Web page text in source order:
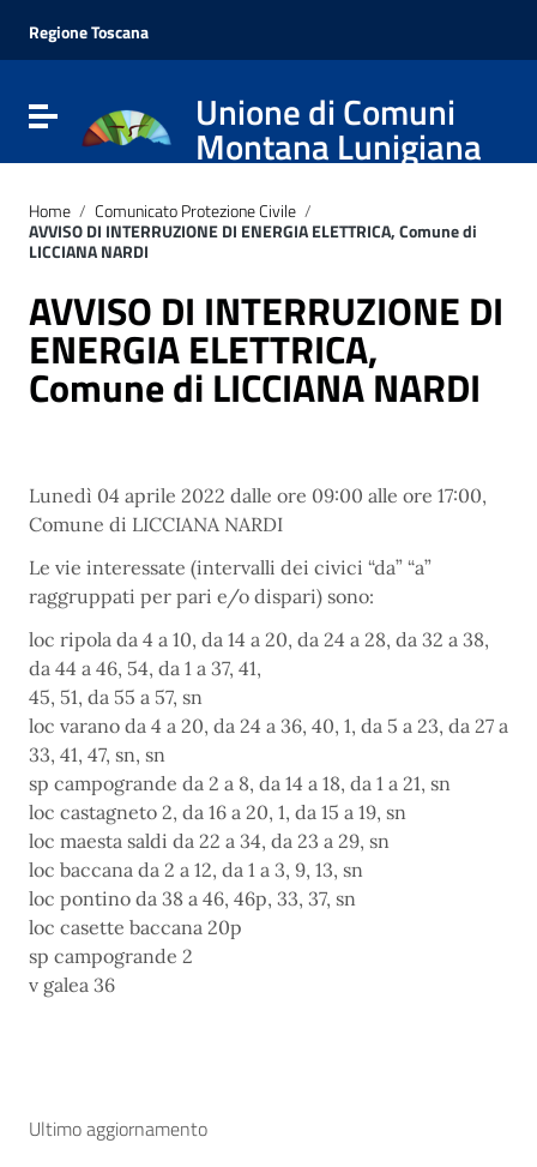
Regione Toscana
Attiva / disattiva la navigazioneUnione di Comuni
Montana Lunigiana
Home / Comunicato Protezione Civile /
AVVISO DI INTERRUZIONE DI ENERGIA ELETTRICA, Comune di
LICCIANA NARDI
AVVISO DI INTERRUZIONE DI
ENERGIA ELETTRICA,
Comune di LICCIANA NARDI
Lunedì 04 aprile 2022 dalle ore 09:00 alle ore 17:00,
Comune di LICCIANA NARDI
Le vie interessate (intervalli dei civici “da” “a”
raggruppati per pari e/o dispari) sono:
loc ripola da 4 a 10, da 14 a 20, da 24 a 28, da 32 a 38,
da 44 a 46, 54, da 1 a 37, 41,
45, 51, da 55 a 57, sn
loc varano da 4 a 20, da 24 a 36, 40, 1, da 5 a 23, da 27 a
33, 41, 47, sn, sn
sp campogrande da 2 a 8, da 14 a 18, da 1 a 21, sn
loc castagneto 2, da 16 a 20, 1, da 15 a 19, sn
loc maesta saldi da 22 a 34, da 23 a 29, sn
loc baccana da 2 a 12, da 1 a 3, 9, 13, sn
loc pontino da 38 a 46, 46p, 33, 37, sn
loc casette baccana 20p
sp campogrande 2
v galea 36
Ultimo aggiornamento